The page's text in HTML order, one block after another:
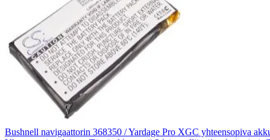
Bushnell navigaattorin 368350 / Yardage Pro XGC yhteensopiva